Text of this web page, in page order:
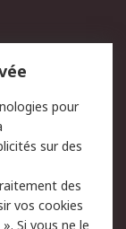
E-mails
anti-
pour
sur des
des
vos cookies
Si vous ne le